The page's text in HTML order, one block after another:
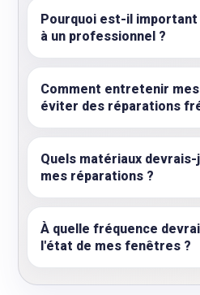
Pourquoi est-il
à un professionnel ?
Comment entretenir
éviter des réparations
Quels matériaux
mes réparations ?
À quelle fréquence
l'état de mes fenêtres ?